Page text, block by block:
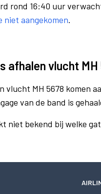
rond 16:40 uur
niet aangekomen.
afhalen vlucht MH
vlucht MH 5678 komen
van de band is
niet bekend bij welke